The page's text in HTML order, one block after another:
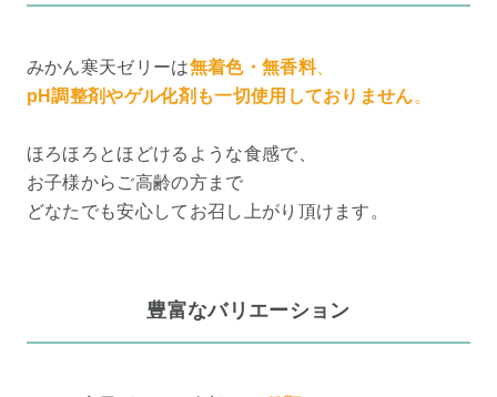
みかん寒天ゼリーは無着色・無香料、
pH調整剤やゲル化剤も一切使用しておりません。
ほろほろとほどけるような食感で、
お子様からご高齢の方まで
どなたでも安心してお召し上がり頂けます。
豊富なバリエーション